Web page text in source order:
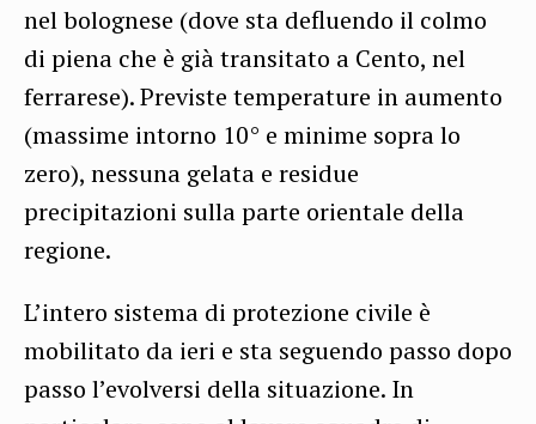
nel bolognese (dove sta defluendo il colmo
di piena che è già transitato a Cento, nel
ferrarese). Previste temperature in aumento
(massime intorno 10° e minime sopra lo
zero), nessuna gelata e residue
precipitazioni sulla parte orientale della
regione.
L’intero sistema di protezione civile è
mobilitato da ieri e sta seguendo passo dopo
passo l’evolversi della situazione. In